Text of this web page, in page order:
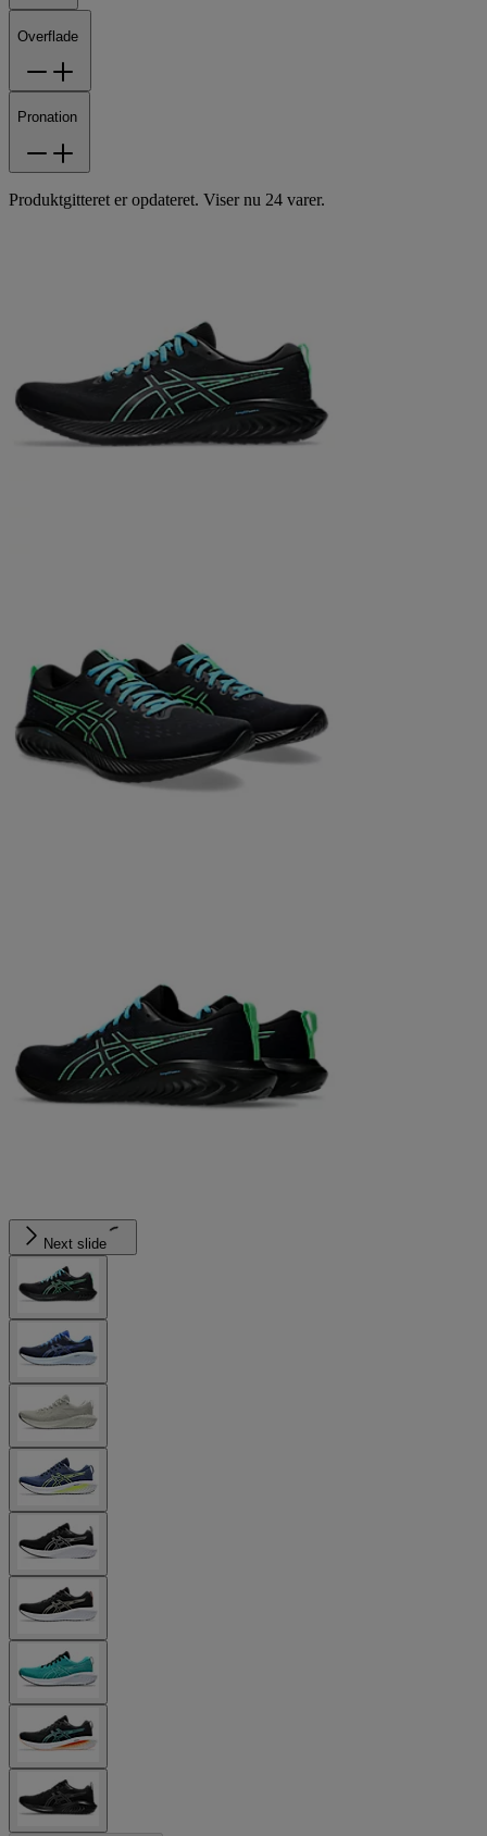
Overflade
Pronation
Produktgitteret er opdateret. Viser nu 24 varer.
Next slide